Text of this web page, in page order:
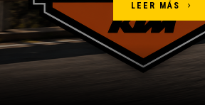
LEER MÁS